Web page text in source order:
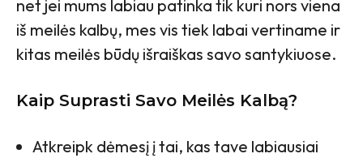
net jei mums labiau patinka tik kuri nors viena
iš meilės kalbų, mes vis tiek labai vertiname ir
kitas meilės būdų išraiškas savo santykiuose.
Kaip Suprasti Savo Meilės Kalbą?
Atkreipk dėmesį į tai, kas tave labiausiai